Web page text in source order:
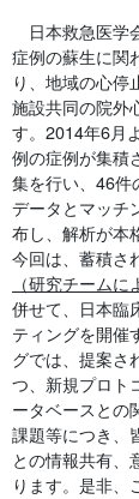
日本救急医学
症例の蘇生に関
り、地域の心停
施設共同の院外
す。2014年6月
例の症例が集積
集を行い、46件
データとマッチ
布し、解析が本
今回は、蓄積さ
（研究チーム
併せて、日本臨
ティングを開催
グでは、提案さ
つ、新規プロト
ータベースとの
課題等につき、
との情報共有、
ります。是非、